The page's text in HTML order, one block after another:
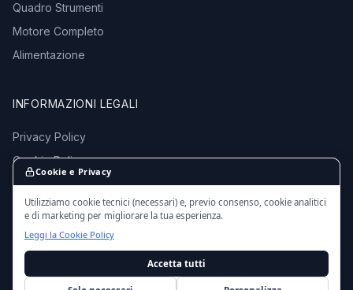
Quadro Strumenti
Motore Completo
Alimentazione
INFORMAZIONI LEGALI
Privacy Policy
Cookie Policy
Termini e Condizioni
© 2016 - 2026 EmporioMotori.it — Tutti i diritti riservati.
Ricambi auto usati da autodemolizioni certificate in Italia.
Cookie e Privacy
Utilizziamo cookie tecnici (necessari) e, previo consenso, cookie analitici
e di marketing per migliorare la tua esperienza.
Leggi la Cookie Policy
Accetta tutti